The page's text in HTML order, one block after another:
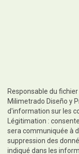
Responsable du
Milimetrado Diseño y
d'information sur les
Légitimation :
sera communiquée à
suppression des
indiqué dans les